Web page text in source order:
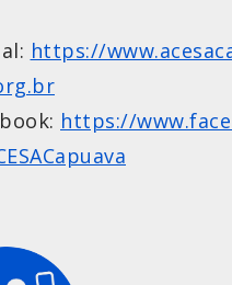
https://
https://